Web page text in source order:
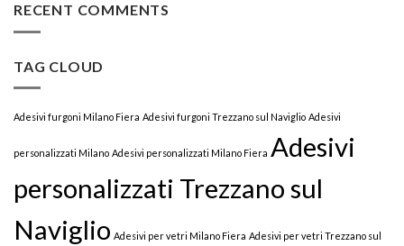
RECENT COMMENTS
TAG CLOUD
Adesivi furgoni Milano Fiera Adesivi furgoni Trezzano sul Naviglio Adesivi
personalizzati Milano Adesivi personalizzati Milano Fiera Adesivi
personalizzati Trezzano sul
Naviglio Adesivi per vetri Milano Fiera Adesivi per vetri Trezzano sul